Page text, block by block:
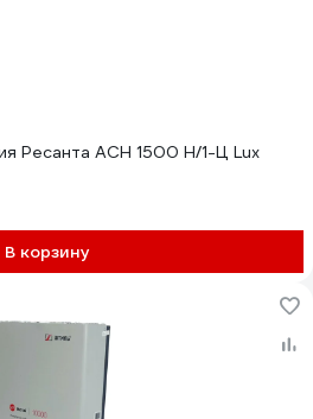
Ресанта АСН 1500 Н/1-Ц Lux
В корзину